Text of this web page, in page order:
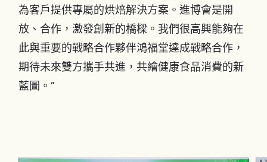
為客戶提供專屬的烘焙解決方案。進博會是開
放、合作，激發創新的橋樑。我們很高興能夠在
此與重要的戰略合作夥伴鴻福堂達成戰略合作，
期待未來雙方攜手共進，共繪健康食品消費的新
藍圖。”